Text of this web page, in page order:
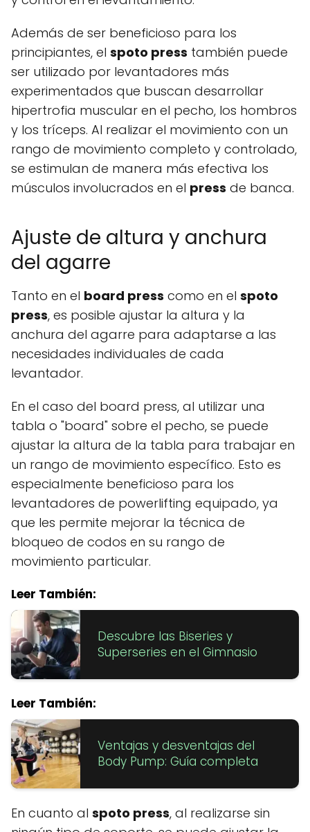
Además de ser beneficioso para los
principiantes, el spoto press también puede
ser utilizado por levantadores más
experimentados que buscan desarrollar
hipertrofia muscular en el pecho, los hombros
y los tríceps. Al realizar el movimiento con un
rango de movimiento completo y controlado,
se estimulan de manera más efectiva los
músculos involucrados en el press de banca.
Ajuste de altura y anchura
del agarre
Tanto en el board press como en el spoto
press, es posible ajustar la altura y la
anchura del agarre para adaptarse a las
necesidades individuales de cada
levantador.
En el caso del board press, al utilizar una
tabla o "board" sobre el pecho, se puede
ajustar la altura de la tabla para trabajar en
un rango de movimiento específico. Esto es
especialmente beneficioso para los
levantadores de powerlifting equipado, ya
que les permite mejorar la técnica de
bloqueo de codos en su rango de
movimiento particular.
Leer También:
Descubre las Biseries y
Superseries en el Gimnasio
Leer También:
Ventajas y desventajas del
Body Pump: Guía completa
En cuanto al spoto press, al realizarse sin